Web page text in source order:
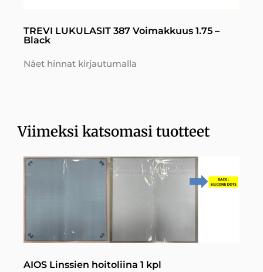
TREVI LUKULASIT 387 Voimakkuus 1.75 –
Black
Näet hinnat kirjautumalla
Viimeksi katsomasi tuotteet
AIOS Linssien hoitoliina 1 kpl